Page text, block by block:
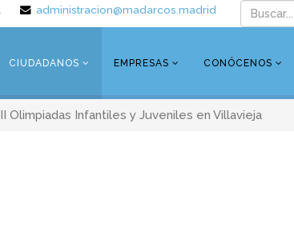
administracion@madarcos.madrid
CIUDADANOS EMPRESAS CONÓCENOS
II Olimpiadas Infantiles y Juveniles en Villavieja